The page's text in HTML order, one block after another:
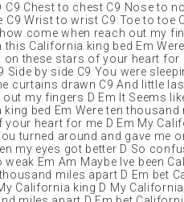
C9 Chest to chest C9 Nose to
Wrist to wrist C9 Toe to toe
come when reach out my
this California king bed Em
these stars of your heart for
Side by side C9 You were
curtains drawn C9 And little
my fingers D Em It Seems
bed Em Were ten thousand
heart for me D Em My
turned around and gave me
my eyes got better D So
Em Am Maybe Ive been
miles apart D Em bet
California king D My